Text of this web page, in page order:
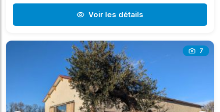
Voir les détails
7